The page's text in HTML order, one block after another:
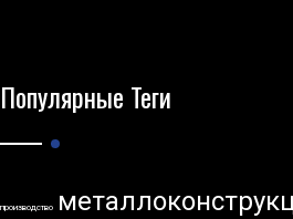
Популярные Теги
производство